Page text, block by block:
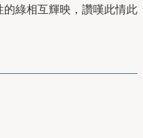
綠相互輝映，讚嘆此情此